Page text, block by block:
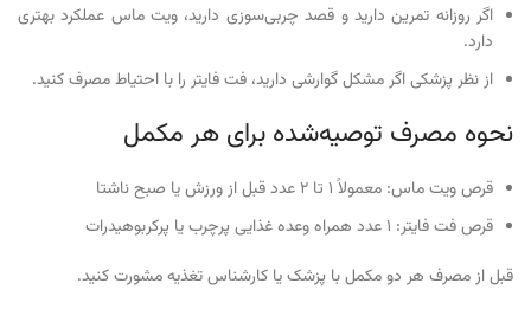
اگر روزانه تمرین دارید و قصد چربی‌سوزی دارید، ویت ماس عملکرد بهتری
دارد.
از نظر پزشکی اگر مشکل گوارشی دارید، فت فایتر را با احتیاط مصرف کنید.
نحوه مصرف توصیه‌شده برای هر مکمل
قرص ویت ماس: معمولاً ۱ تا ۲ عدد قبل از ورزش یا صبح ناشتا
قرص فت فایتر: ۱ عدد همراه وعده غذایی پرچرب یا پرکربوهیدرات
قبل از مصرف هر دو مکمل با پزشک یا کارشناس تغذیه مشورت کنید.